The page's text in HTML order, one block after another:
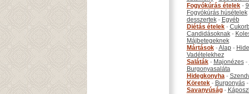
Fogyókúrás ételek-
Fogyókúrás húsételek
desszertek- Egyéb
Diétás ételek-
Candidásoknak-
Májbetegeknek
Mártások-Alap-
Vadételekhez
Saláták- Majonézes-
Burgonyasaláta
Hidegkonyha-
Köretek- Burgonyás-
Savanyúság-